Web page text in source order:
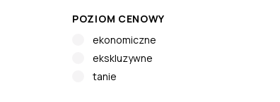
POZIOM CENOWY
ekonomiczne
ekskluzywne
tanie